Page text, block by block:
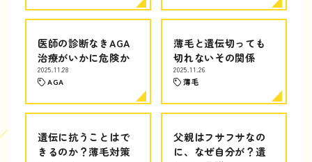
医師の診断なきAGA
治療がいかに危険か
2025.11.28
AGA
薄毛と遺伝切っても
切れないその関係
2025.11.26
薄毛
遺伝に抗うことはで
きるのか？薄毛対策
父親はフサフサなの
に、なぜ自分が？遺